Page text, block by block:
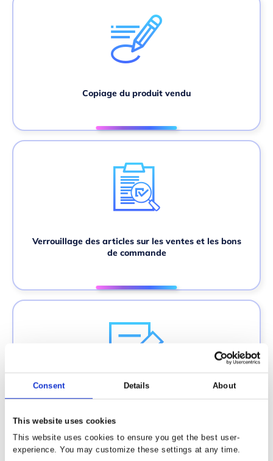
Consent Details About
This website uses cookies
This website uses cookies to ensure you get the best user-
experience. You may customize these settings at any time.
Copiage du produit vendu
Verrouillage des articles sur les ventes et les bons
de commande
Note Memo de produit, client et fournisseur